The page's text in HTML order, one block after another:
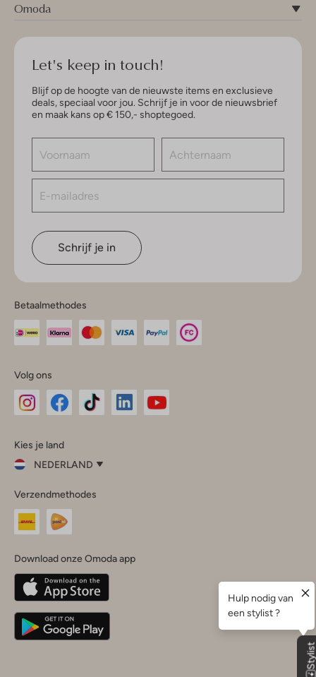
Omoda
Let's keep in touch!
Blijf op de hoogte van de nieuwste items en exclusieve
deals, speciaal voor jou. Schrijf je in voor de nieuwsbrief
en maak kans op € 150,- shoptegoed.
Schrijf je in
Betaalmethodes
Volg ons
InstagramFacebook
Kies je land
NEDERLAND
je
land
Nederland
Belgique(Français)
Deutschland
Verzendmethodes
Download onze Omoda app